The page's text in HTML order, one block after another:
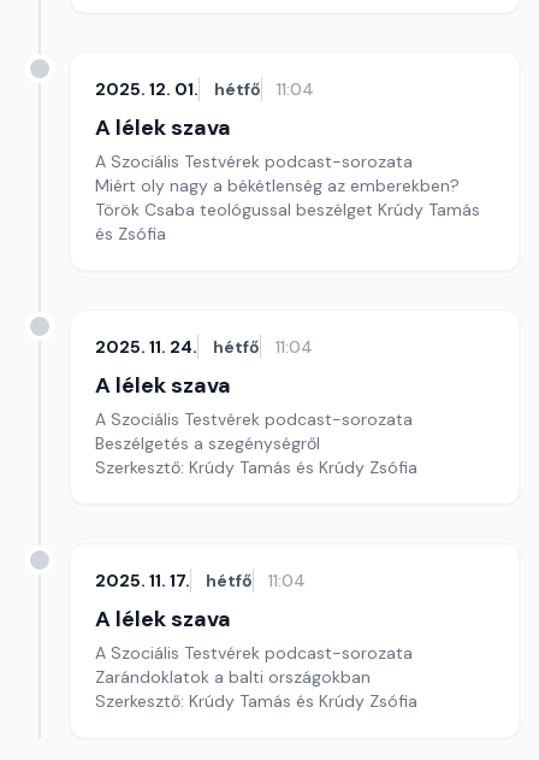
2025. 12. 01. hétfő 11:04
A lélek szava
A Szociális Testvérek podcast-sorozata
Miért oly nagy a békétlenség az emberekben?
Török Csaba teológussal beszélget Krúdy Tamás
és Zsófia
2025. 11. 24. hétfő 11:04
A lélek szava
A Szociális Testvérek podcast-sorozata
Beszélgetés a szegénységről
Szerkesztő: Krúdy Tamás és Krúdy Zsófia
2025. 11. 17. hétfő 11:04
A lélek szava
A Szociális Testvérek podcast-sorozata
Zarándoklatok a balti országokban
Szerkesztő: Krúdy Tamás és Krúdy Zsófia